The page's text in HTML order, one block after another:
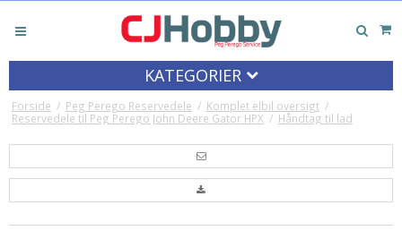
KATEGORIER
Forside / Peg Perego Reservedele / Komplet elbil oversigt /
Reservedele til Peg Perego John Deere Gator HPX / Håndtag til lad